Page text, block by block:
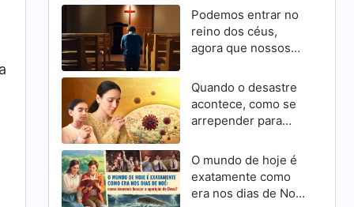
Podemos entrar no
reino dos céus,
agora que nossos
perdoados?
Quando o desastre
acontece, como se
arrepender para
misericórdia de
Deus como cristãos
O mundo de hoje é
exatamente como
era nos dias de Noé: